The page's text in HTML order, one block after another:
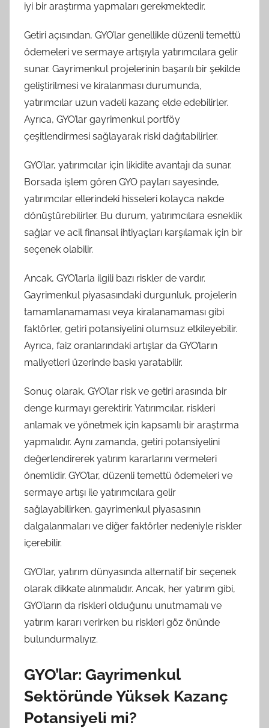
iyi bir araştırma yapmaları gerekmektedir.
Getiri açısından, GYO’lar genellikle düzenli temettü
ödemeleri ve sermaye artışıyla yatırımcılara gelir
sunar. Gayrimenkul projelerinin başarılı bir şekilde
geliştirilmesi ve kiralanması durumunda,
yatırımcılar uzun vadeli kazanç elde edebilirler.
Ayrıca, GYO’lar gayrimenkul portföy
çeşitlendirmesi sağlayarak riski dağıtabilirler.
GYO’lar, yatırımcılar için likidite avantajı da sunar.
Borsada işlem gören GYO payları sayesinde,
yatırımcılar ellerindeki hisseleri kolayca nakde
dönüştürebilirler. Bu durum, yatırımcılara esneklik
sağlar ve acil finansal ihtiyaçları karşılamak için bir
seçenek olabilir.
Ancak, GYO’larla ilgili bazı riskler de vardır.
Gayrimenkul piyasasındaki durgunluk, projelerin
tamamlanamaması veya kiralanamaması gibi
faktörler, getiri potansiyelini olumsuz etkileyebilir.
Ayrıca, faiz oranlarındaki artışlar da GYO’ların
maliyetleri üzerinde baskı yaratabilir.
Sonuç olarak, GYO’lar risk ve getiri arasında bir
denge kurmayı gerektirir. Yatırımcılar, riskleri
anlamak ve yönetmek için kapsamlı bir araştırma
yapmalıdır. Aynı zamanda, getiri potansiyelini
değerlendirerek yatırım kararlarını vermeleri
önemlidir. GYO’lar, düzenli temettü ödemeleri ve
sermaye artışı ile yatırımcılara gelir
sağlayabilirken, gayrimenkul piyasasının
dalgalanmaları ve diğer faktörler nedeniyle riskler
içerebilir.
GYO’lar, yatırım dünyasında alternatif bir seçenek
olarak dikkate alınmalıdır. Ancak, her yatırım gibi,
GYO’ların da riskleri olduğunu unutmamalı ve
yatırım kararı verirken bu riskleri göz önünde
bulundurmalıyız.
GYO’lar: Gayrimenkul
Sektöründe Yüksek Kazanç
Potansiyeli mi?